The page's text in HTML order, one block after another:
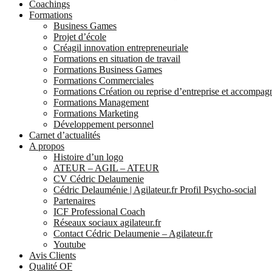
Coachings
Formations
Business Games
Projet d’école
Créagil innovation entrepreneuriale
Formations en situation de travail
Formations Business Games
Formations Commerciales
Formations Création ou reprise d’entreprise et
Formations Management
Formations Marketing
Développement personnel
Carnet d’actualités
A propos
Histoire d’un logo
ATEUR – AGIL – ATEUR
CV Cédric Delaumenie
Cédric Delauménie | Agilateur.fr Profil Psycho-social
Partenaires
ICF Professional Coach
Réseaux sociaux agilateur.fr
Contact Cédric Delaumenie – Agilateur.fr
Youtube
Avis Clients
Qualité OF